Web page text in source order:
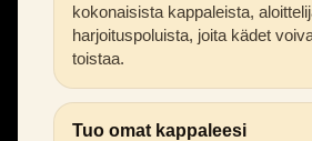
kokonaisista kappaleista,
harjoituspoluista, joita kädet
toistaa.
Tuo omat kappaleesi